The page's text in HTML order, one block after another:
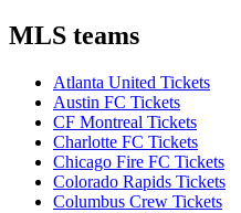
MLS teams
Atlanta United Tickets
Austin FC Tickets
CF Montreal Tickets
Charlotte FC Tickets
Chicago Fire FC Tickets
Colorado Rapids Tickets
Columbus Crew Tickets